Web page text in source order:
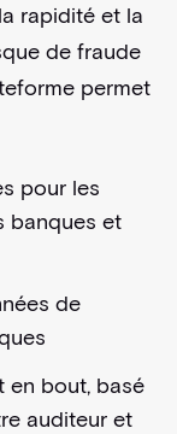
rapidité et la
de fraude
permet
pour les
banques et
de
en bout, basé
auditeur et